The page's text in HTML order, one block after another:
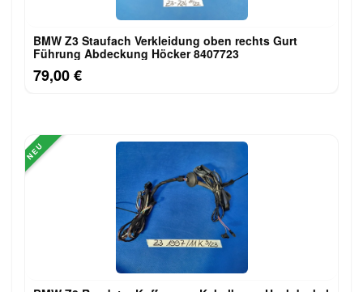
BMW Z3 Staufach Verkleidung oben rechts Gurt
Führung Abdeckung Höcker 8407723
79,00 €
NEU